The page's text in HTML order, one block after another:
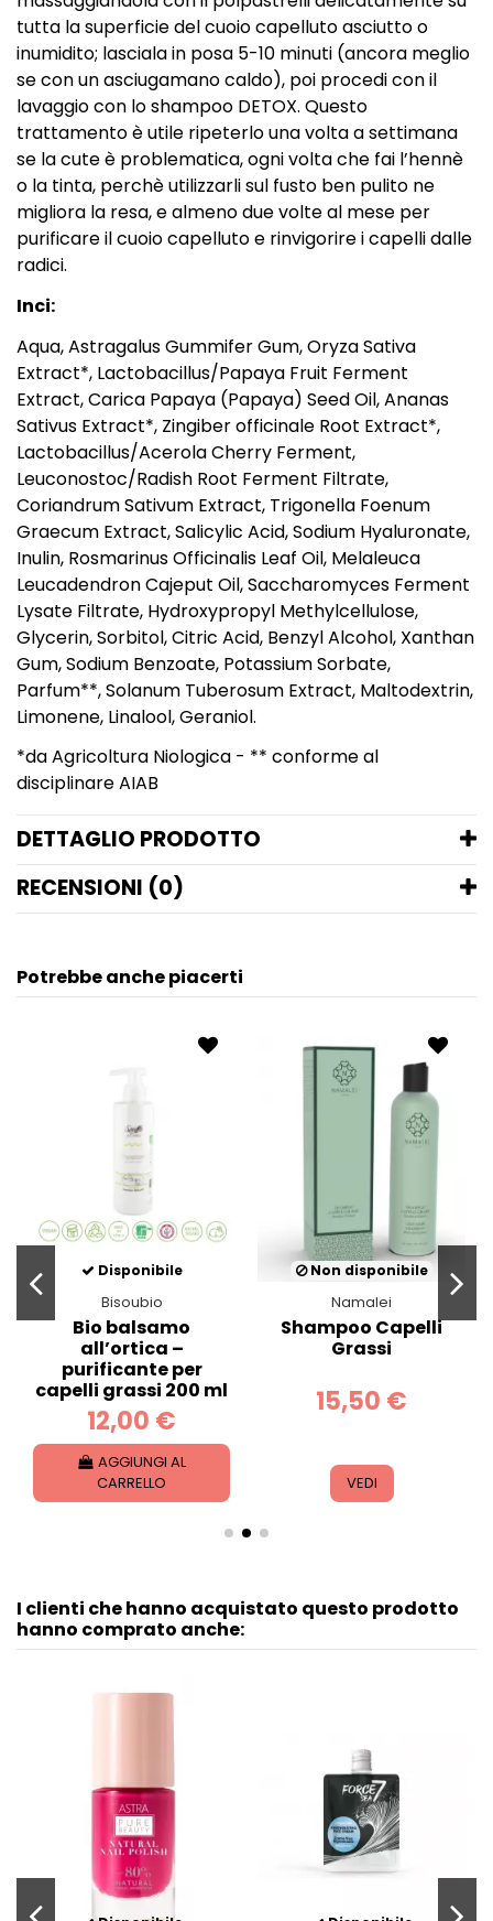
tutta la superficie del cuoio capelluto asciutto o
inumidito; lasciala in posa 5-10 minuti (ancora meglio
se con un asciugamano caldo), poi procedi con il
lavaggio con lo shampoo DETOX. Questo
trattamento è utile ripeterlo una volta a settimana
se la cute è problematica, ogni volta che fai l’hennè
o la tinta, perchè utilizzarli sul fusto ben pulito ne
migliora la resa, e almeno due volte al mese per
purificare il cuoio capelluto e rinvigorire i capelli dalle
radici.
Inci:
Aqua, Astragalus Gummifer Gum, Oryza Sativa
Extract*, Lactobacillus/Papaya Fruit Ferment
Extract, Carica Papaya (Papaya) Seed Oil, Ananas
Sativus Extract*, Zingiber officinale Root Extract*,
Lactobacillus/Acerola Cherry Ferment,
Leuconostoc/Radish Root Ferment Filtrate,
Coriandrum Sativum Extract, Trigonella Foenum
Graecum Extract, Salicylic Acid, Sodium Hyaluronate,
Inulin, Rosmarinus Officinalis Leaf Oil, Melaleuca
Leucadendron Cajeput Oil, Saccharomyces Ferment
Lysate Filtrate, Hydroxypropyl Methylcellulose,
Glycerin, Sorbitol, Citric Acid, Benzyl Alcohol, Xanthan
Gum, Sodium Benzoate, Potassium Sorbate,
Parfum**, Solanum Tuberosum Extract, Maltodextrin,
Limonene, Linalool, Geraniol.
*da Agricoltura Niologica - ** conforme al
disciplinare AIAB
DETTAGLIO PRODOTTO
RECENSIONI (0)
Potrebbe anche piacerti
Disponibile
Bisoubio
Bio balsamo
all’ortica –
purificante per
capelli grassi 200 ml
12,00 €
AGGIUNGI AL
CARRELLO
Non disponibile
Namalei
Shampoo Capelli
Grassi
15,50 €
VEDI
I clienti che hanno acquistato questo prodotto
hanno comprato anche: